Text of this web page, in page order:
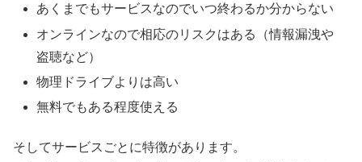
あくまでもサービスなのでいつ終わるか分からない
オンラインなので相応のリスクはある（情報漏洩や
盗聴など）
物理ドライブよりは高い
無料でもある程度使える
そしてサービスごとに特徴があります。